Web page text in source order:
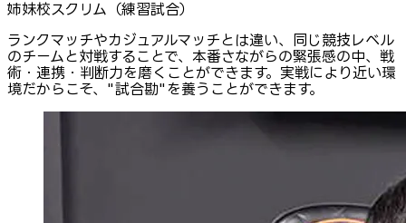
姉妹校スクリム（練習試合）
ランクマッチやカジュアルマッチとは違い、同じ競技レベル
のチームと対戦することで、本番さながらの緊張感の中、戦
術・連携・判断力を磨くことができます。実戦により近い環
境だからこそ、"試合勘"を養うことができます。